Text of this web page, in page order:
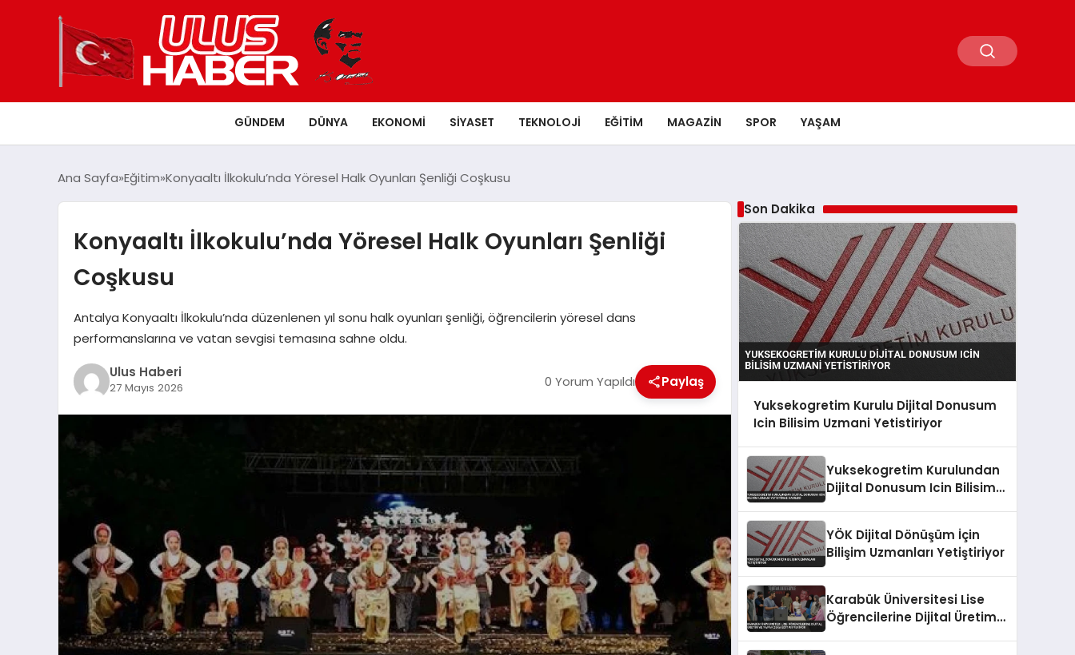
GÜNDEM DÜNYA EKONOMI SIYASET TEKNOLOJI EĞITIM MAGAZIN SPOR YAŞAM
Ana Sayfa Eğitim Konyaaltı İlkokulu’nda Yöresel Halk Oyunları Şenliği Coşkusu
Konyaaltı İlkokulu’nda Yöresel Halk Oyunları Şenliği
Coşkusu
Antalya Konyaaltı İlkokulu’nda düzenlenen yıl sonu halk oyunları şenliği, öğrencilerin yöresel dans
performanslarına ve vatan sevgisi temasına sahne oldu.
Ulus Haberi
27 Mayıs 2026 0 Yorum Yapıldı Paylaş
Son Dakika
Yuksekogretim Kurulu Dijital Donusum
Icin Bilisim Uzmani Yetistiriyor
Yuksekogretim Kurulundan
Dijital Donusum Icin Bilisim
YÖK Dijital Dönüşüm İçin
Bilişim Uzmanları Yetiştiriyor
Karabük Üniversitesi Lise
Öğrencilerine Dijital Üretim